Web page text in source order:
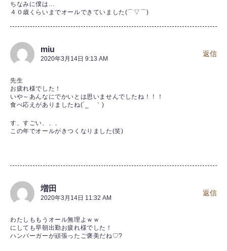
ちなみに僕は…
４０歳くらいまでオールできていました(⌒▽⌒)
miu
2020年3月14日 9:13 AM
先生
お疲れ様でした！
いや～あんなにでかいとは思いませんでしたね！！！
食べ応えがありましたね(´_ゝ｀)
す、すごい、、、
この年でオールがきつくなりました(笑)
返信
増田
2020年3月14日 11:32 AM
わたしももうオール無理よｗｗ
にしても早朝出勤お疲れ様でした！
ハンバーガーが頑張ったご褒美だね♡?
返信